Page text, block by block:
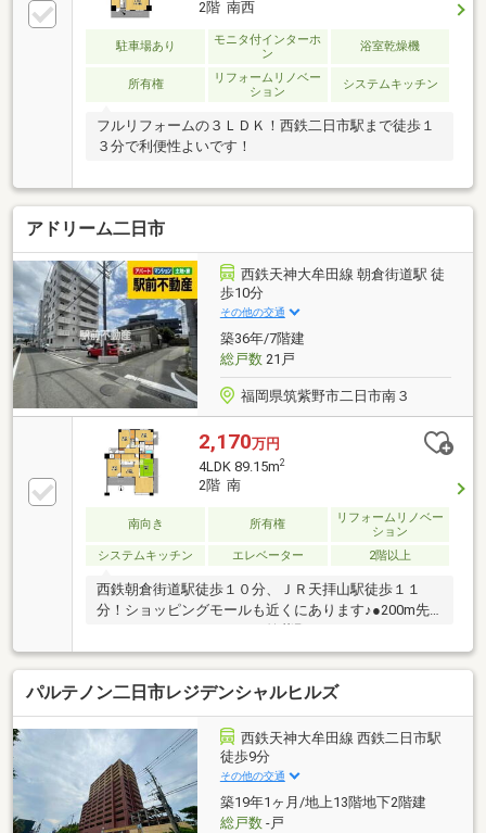
2階 南西
駐車場あり
モニタ付インターホ
ン
浴室乾燥機
所有権
リフォームリノベー
ション
システムキッチン
フルリフォームの３ＬＤＫ！西鉄二日市駅まで徒歩１
３分で利便性よいです！
アドリーム二日市
西鉄天神大牟田線 朝倉街道駅 徒
歩10分
その他の交通
築36年/7階建
総戸数21戸
福岡県筑紫野市二日市南３
2,170万円
4LDK 89.15m2
2階 南
南向き 所有権
リフォームリノベー
ション
システムキッチン
エレベーター 2階以上
西鉄朝倉街道駅徒歩１０分、ＪＲ天拝山駅徒歩１１
分！ショッピングモールも近くにあります♪●200m先
買い物には困りません♪●西鉄朝倉街道駅、JR天拝山駅
のダブルアクセス！●近隣駐車場1台確保済み！2台目
もご相談ください。●ゆったり4LDKの間取り。洋室3
つが独立しておりプライベート空間の確保できます
ね！●2026年2月リフォーム完了！新品の設備をぜひご
覧ください。●病院、スーパー、ドラッグストア、シ
ョッピングモール、市役所など生活に必要な施設は徒
歩で完結しますね！
パルテノン二日市レジデンシャルヒルズ
西鉄天神大牟田線 西鉄二日市駅
徒歩9分
その他の交通
築19年1ヶ月/地上13階地下2階建
総戸数-戸